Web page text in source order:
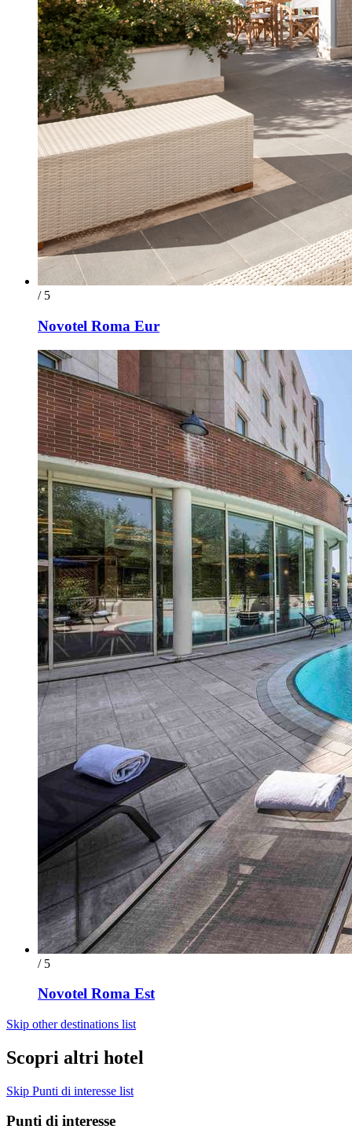
/ 5
Novotel Roma Eur
/ 5
Novotel Roma Est
Skip other destinations list
Scopri altri hotel
Skip Punti di interesse list
Punti di interesse